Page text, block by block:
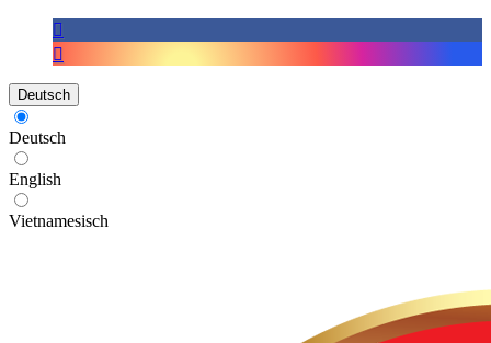
Deutsch
Deutsch
English
Vietnamesisch